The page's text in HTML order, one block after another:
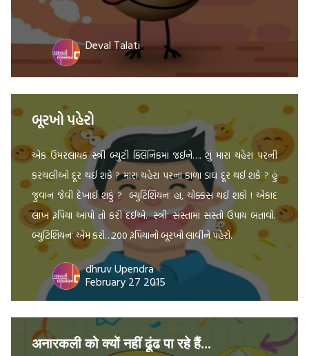
Deval Talati
બૂરખો પહેરો
એક ઉંમરલાયક સ્ત્રી બ્યુટી ક્લિનિકમાં જઈને…. શું મારા ચહેરા પરની
કરચલીઓ દૂર થઈ શકે ? મારા ચહેરા પરના કાળા ડાઘ દૂર થઈ શકે ? હું
જુવાન જેવી દેખાઈ શકું ? બ્યુટિશિયનઃ હા, ચોક્કસ થઈ શકો ! એકાદ
લાખ રૂપિયા આપો તો કરી દઈએ. સ્ત્રીઃ સસ્તામાં સસ્તો ઉપાય બતાવો.
બ્યુટિશિયનઃ એમ કરો…200 રૂપિયાનો બૂરખો લાવીને પહેરો.
dhruv Upendra
February 27 2015
अनारकली को क्यों नहीं ढूंढ पा रहे हैं…